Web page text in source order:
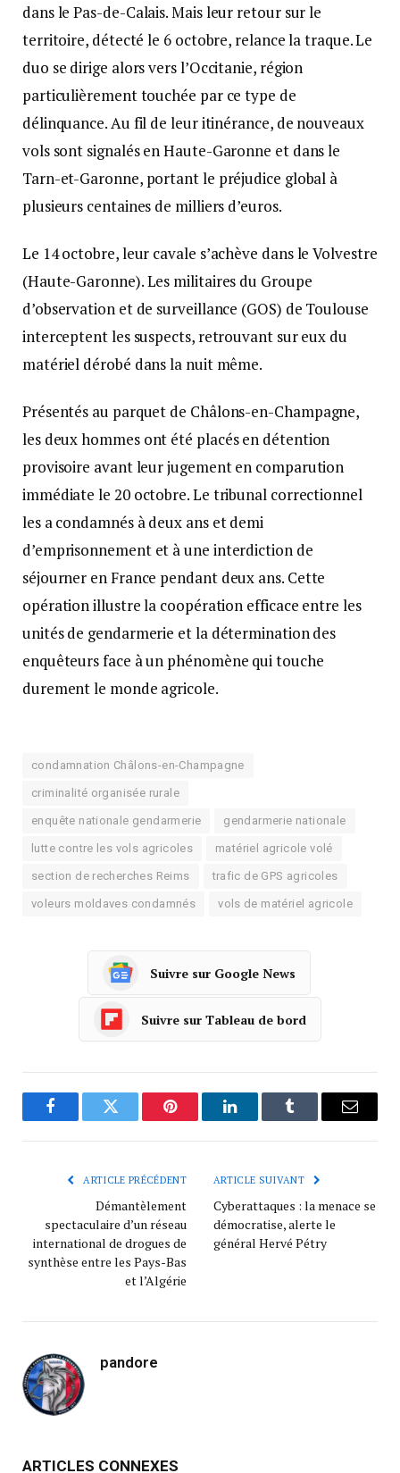
dans le Pas-de-Calais. Mais leur retour sur le
territoire, détecté le 6 octobre, relance la traque. Le
duo se dirige alors vers l’Occitanie, région
particulièrement touchée par ce type de
délinquance. Au fil de leur itinérance, de nouveaux
vols sont signalés en Haute-Garonne et dans le
Tarn-et-Garonne, portant le préjudice global à
plusieurs centaines de milliers d’euros.
Le 14 octobre, leur cavale s’achève dans le Volvestre
(Haute-Garonne). Les militaires du Groupe
d’observation et de surveillance (GOS) de Toulouse
interceptent les suspects, retrouvant sur eux du
matériel dérobé dans la nuit même.
Présentés au parquet de Châlons-en-Champagne,
les deux hommes ont été placés en détention
provisoire avant leur jugement en comparution
immédiate le 20 octobre. Le tribunal correctionnel
les a condamnés à deux ans et demi
d’emprisonnement et à une interdiction de
séjourner en France pendant deux ans. Cette
opération illustre la coopération efficace entre les
unités de gendarmerie et la détermination des
enquêteurs face à un phénomène qui touche
durement le monde agricole.
condamnation Châlons-en-Champagne
criminalité organisée rurale
enquête nationale gendarmerie gendarmerie nationale
lutte contre les vols agricoles matériel agricole volé
section de recherches Reims trafic de GPS agricoles
voleurs moldaves condamnés vols de matériel agricole
Suivre sur Google News
Suivre sur Tableau de bord
FacebookTwitter Pinterest LinkedInTumblr
ARTICLE PRÉCÉDENT
Démantèlement
spectaculaire d’un réseau
international de drogues de
synthèse entre les Pays-Bas
et l’Algérie
ARTICLE SUIVANT
Cyberattaques : la menace se
démocratise, alerte le
général Hervé Pétry
pandore
ARTICLES CONNEXES